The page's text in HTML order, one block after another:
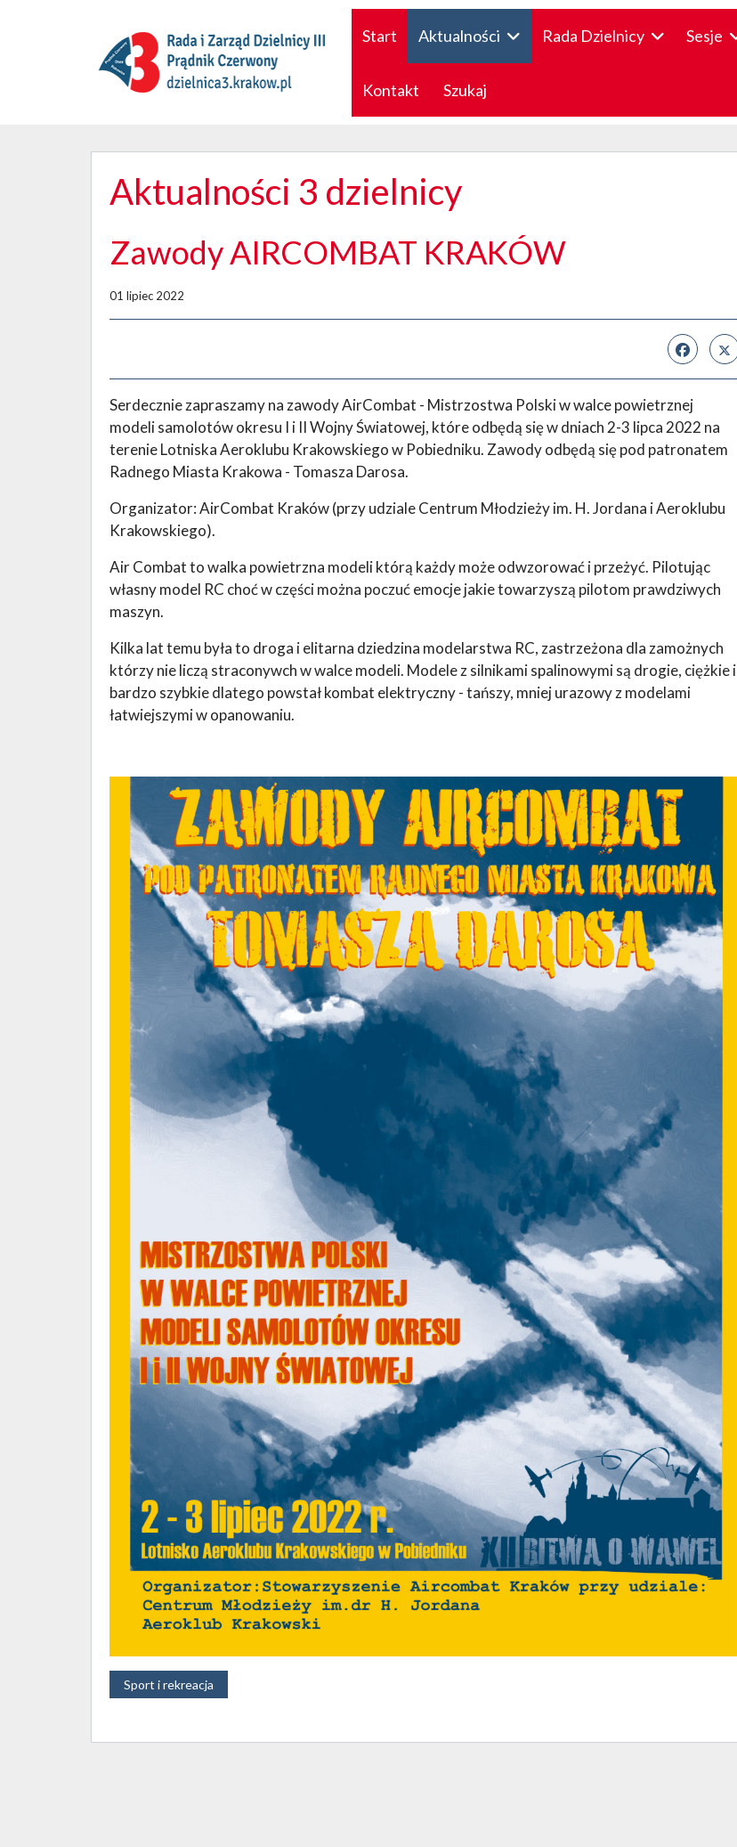
Start Aktualności Rada Dzielnicy Sesje
Kontakt Szukaj
Aktualności 3 dzielnicy
Zawody AIRCOMBAT KRAKÓW
01 lipiec 2022
Serdecznie zapraszamy na zawody AirCombat - Mistrzostwa Polski w walce powietrznej
modeli samolotów okresu I i II Wojny Światowej, które odbędą się w dniach 2-3 lipca 2022 na
terenie Lotniska Aeroklubu Krakowskiego w Pobiedniku. Zawody odbędą się pod patronatem
Radnego Miasta Krakowa - Tomasza Darosa.
Organizator: AirCombat Kraków (przy udziale Centrum Młodzieży im. H. Jordana i Aeroklubu
Krakowskiego).
Air Combat to walka powietrzna modeli którą każdy może odwzorować i przeżyć. Pilotując
własny model RC choć w części można poczuć emocje jakie towarzyszą pilotom prawdziwych
maszyn.
Kilka lat temu była to droga i elitarna dziedzina modelarstwa RC, zastrzeżona dla zamożnych
którzy nie liczą straconywch w walce modeli. Modele z silnikami spalinowymi są drogie, ciężkie i
bardzo szybkie dlatego powstał kombat elektryczny - tańszy, mniej urazowy z modelami
łatwiejszymi w opanowaniu.
Sport i rekreacja